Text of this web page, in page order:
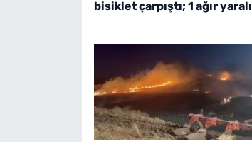
bisiklet çarpıştı; 1 ağır yaralı